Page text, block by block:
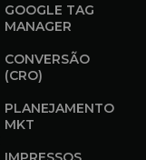
GOOGLE TAG
MANAGER
CONVERSÃO
(CRO)
PLANEJAMENTO
MKT